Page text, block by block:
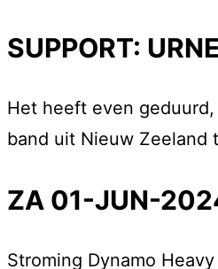
SUPPORT: URNE
Het heeft even
band uit Nieuw Zeeland
ZA 01-JUN-
Stroming Dynamo Heavy